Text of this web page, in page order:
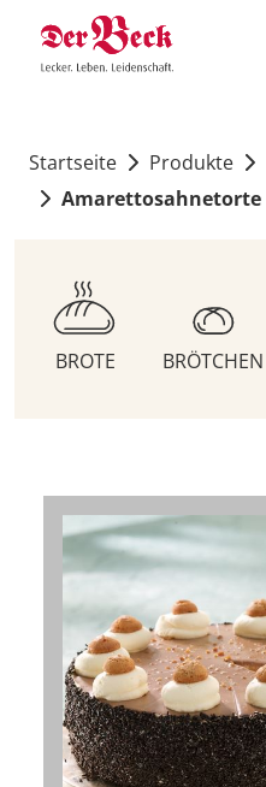
Startseite Produkte
Amarettosahnetorte
BROTE BRÖTCHEN